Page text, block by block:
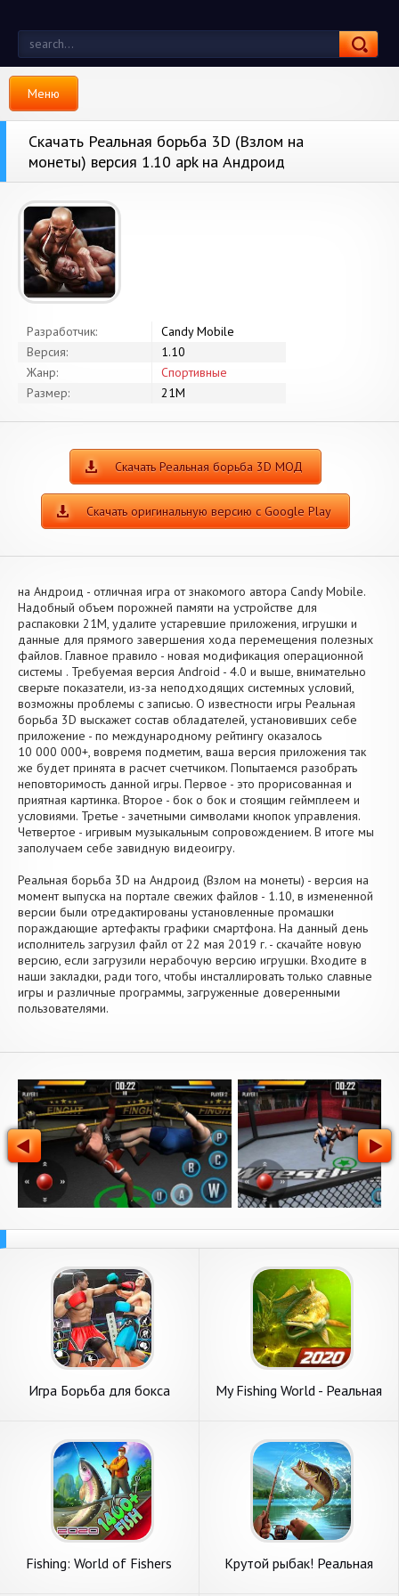
Меню
Скачать Реальная борьба 3D (Взлом на
монеты) версия 1.10 apk на Андроид
Разработчик:
Candy Mobile
Версия:
1.10
Жанр:
Спортивные
Размер:
21M
Скачать Реальная борьба 3D МОД
Скачать оригинальную версию с Google Play
на Андроид - отличная игра от знакомого автора Candy Mobile.
Надобный объем порожней памяти на устройстве для
распаковки 21M, удалите устаревшие приложения, игрушки и
данные для прямого завершения хода перемещения полезных
файлов. Главное правило - новая модификация операционной
системы . Требуемая версия Android - 4.0 и выше, внимательно
сверьте показатели, из-за неподходящих системных условий,
возможны проблемы с записью. О известности игры Реальная
борьба 3D выскажет состав обладателей, установивших себе
приложение - по международному рейтингу оказалось
10 000 000+, вовремя подметим, ваша версия приложения так
же будет принята в расчет счетчиком. Попытаемся разобрать
неповторимость данной игры. Первое - это прорисованная и
приятная картинка. Второе - бок о бок и стоящим геймплеем и
условиями. Третье - зачетными символами кнопок управления.
Четвертое - игривым музыкальным сопровождением. В итоге мы
заполучаем себе завидную видеоигру.
Реальная борьба 3D на Андроид (Взлом на монеты) - версия на
момент выпуска на портале свежих файлов - 1.10, в измененной
версии были отредактированы установленные промашки
пораждающие артефакты графики смартфона. На данный день
исполнитель загрузил файл от 22 мая 2019 г. - скачайте новую
версию, если загрузили нерабочую версию игрушки. Входите в
наши закладки, ради того, чтобы инсталлировать только славные
игры и различные программы, загруженные доверенными
пользователями.
Игра Борьба для бокса
My Fishing World - Реальная
Fishing: World of Fishers
Крутой рыбак! Реальная